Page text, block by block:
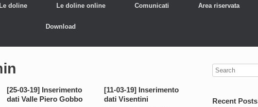
Le doline Le doline online Comunicati Area riservata
Download
[25-03-19] Inserimento
dati Valle Piero Gobbo
[11-03-19] Inserimento
dati Visentini
Recent Posts